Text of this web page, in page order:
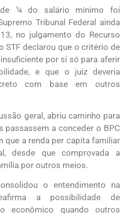
¼ do salário mínimo foi
Tribunal Federal ainda
no julgamento do Recurso
STF declarou que o critério de
por si só para aferir
e que o juiz deveria
com base em outros
geral, abriu caminho para
passassem a conceder o BPC
que a renda per capita familiar
desde que comprovada a
por outros meios.
o entendimento na
a possibilidade de
econômico quando outros